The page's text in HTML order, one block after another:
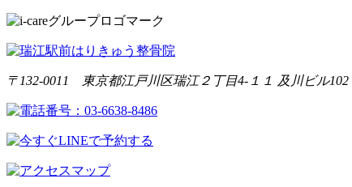
〒132-0011 東京都江戸川区瑞江２丁目4-１１ 及川ビル